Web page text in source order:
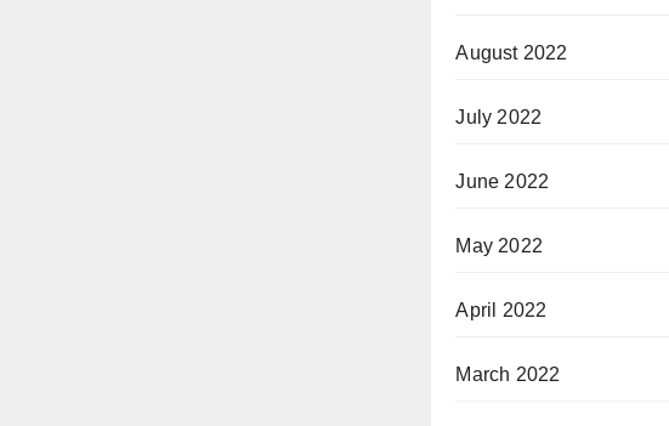
August 2022
July 2022
June 2022
May 2022
April 2022
March 2022